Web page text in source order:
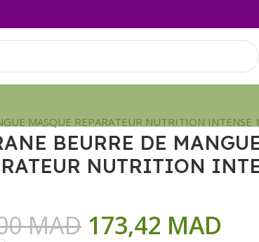
MASQUE REPARATEUR NUTRITION INTENSE
BEURRE DE
NUTRITION
MAD 173,42 MAD